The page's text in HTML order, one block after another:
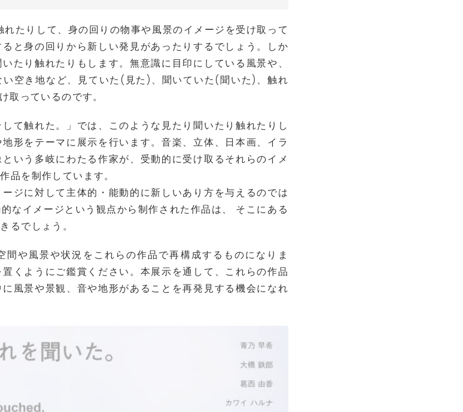
たりして、身の回りの物事や風景のイメージを受け取って
と身の回りから新しい発見があったりするでしょう。しか
たり触れたりもします。無意識に目印にしている風景や、
空き地など、見ていた(見た)、聞いていた(聞いた)、触れ
取っているのです。
て触れた。」では、このような見たり聞いたり触れたりし
形をテーマに展示を行います。音楽、立体、日本画、イラ
いう多岐にわたる作家が、受動的に受け取るそれらのイメ
品を制作しています。
ジに対して主体的・能動的に新しいあり方を与えるのでは
なイメージという観点から制作された作品は、 そこにある
るでしょう。
や風景や状況をこれらの作品で再構成するものになりま
くようにご鑑賞ください。本展示を通して、これらの作品
風景や景観、音や地形があることを再発見する機会になれ